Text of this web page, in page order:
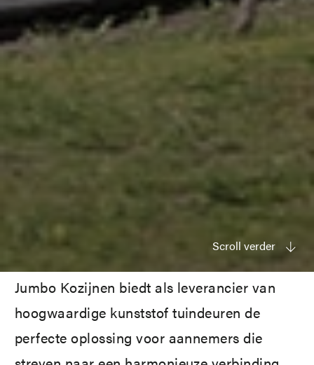
Scroll verder
Jumbo Kozijnen biedt als leverancier van
hoogwaardige kunststof tuindeuren de
perfecte oplossing voor aannemers die